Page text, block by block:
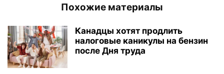
Похожие материалы
Канадцы хотят продлить
налоговые каникулы на бензин
после Дня труда